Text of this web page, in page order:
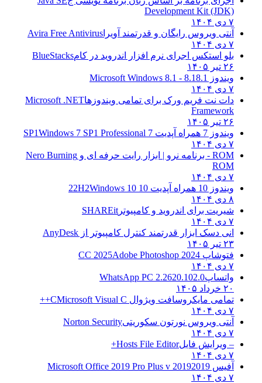
Development Kit (JDK)
۷ دی ۱۴۰۴
آنتی ویروس رایگان و قدرتمند آویرا Avira Free Antivirus
۷ دی ۱۴۰۴
بلو استکس اجرای نرم افزار اندروید در کامBlueStacks
۲۶ تیر ۱۴۰۵
ویندوز 8.1
8.1 - Microsoft Windows 8.1
۷ دی ۱۴۰۴
دات نت فریم ورک برای تمامی ویندوزهاMicrosoft .NET
Framework
۲۶ تیر ۱۴۰۵
ویندوز 7 همراه آپدیت 7 SP1
Windows 7 SP1 Professional
۷ دی ۱۴۰۴
ROM - برنامه نرو | ابزار رایت حرفه ای و
Nero Burning
ROM
۷ دی ۱۴۰۴
ویندوز 10 همراه آپدیت 10 22H2
Windows 10
۸ دی ۱۴۰۴
شیریت برای اندروید و کامپیوتر SHAREit
۷ دی ۱۴۰۴
انی دسک ابزار قدرتمند کنترل کامپیوتر از AnyDesk
۲۳ تیر ۱۴۰۵
فتوشاپ CC 2025 Adobe Photoshop 2024
۷ دی ۱۴۰۴
واتساپWhatsApp PC 2.2620.102.0
۲۰ خرداد ۱۴۰۵
تمامی مایکروسافت ویژوال C Microsoft Visual C++
۷ دی ۱۴۰۴
آنتی ویروس نورتون سکوریتیNorton Security
۷ دی ۱۴۰۴
– ویرایش فایلHosts File Editor+
۷ دی ۱۴۰۴
آفیس 2019 2019 Microsoft Office 2019 Pro Plus v
۷ دی ۱۴۰۴